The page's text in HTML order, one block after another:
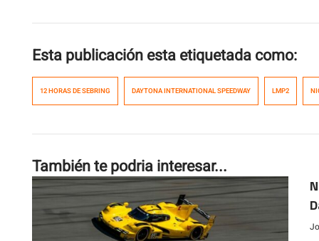
Esta publicación esta etiquetada como:
12 HORAS DE SEBRING DAYTONA INTERNATIONAL SPEEDWAY LMP2
También te podria interesar...